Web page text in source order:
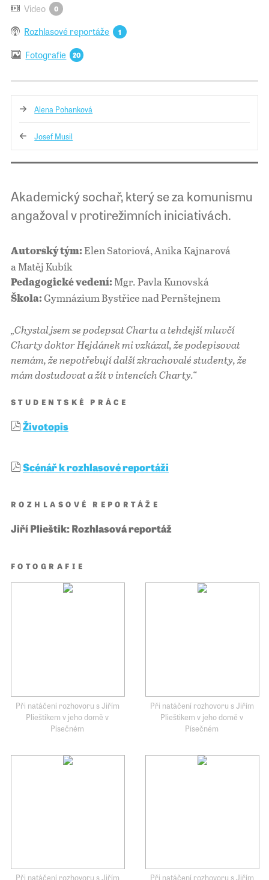
Video 0
Rozhlasové reportáže 1
Fotografie 20
Alena Pohanková
Josef Musil
Akademický sochař, který se za komunismu
angažoval v protirežimních iniciativách.
Autorský tým: Elen Satoriová, Anika Kajnarová
a Matěj Kubík
Pedagogické vedení: Mgr. Pavla Kunovská
Škola: Gymnázium Bystřice nad Pernštejnem
„Chystal jsem se podepsat Chartu a tehdejší mluvčí
Charty doktor Hejdánek mi vzkázal, že podepisovat
nemám, že nepotřebují další zkrachovalé studenty, že
mám dostudovat a žít v intencích Charty.“
STUDENTSKÉ PRÁCE
Životopis
Scénář k rozhlasové reportáži
ROZHLASOVÉ REPORTÁŽE
Jiří Plieštik: Rozhlasová reportáž
FOTOGRAFIE
Při natáčení rozhovoru s Jiřím
Plieštikem v jeho domě v
Písečném
Při natáčení rozhovoru s Jiřím
Plieštikem v jeho domě v
Písečném
Při natáčení rozhovoru s Jiřím Při natáčení rozhovoru s Jiřím